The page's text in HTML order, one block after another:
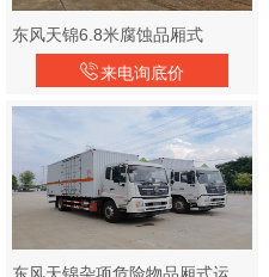
东风天锦6.8米腐蚀品厢式
来电询底价